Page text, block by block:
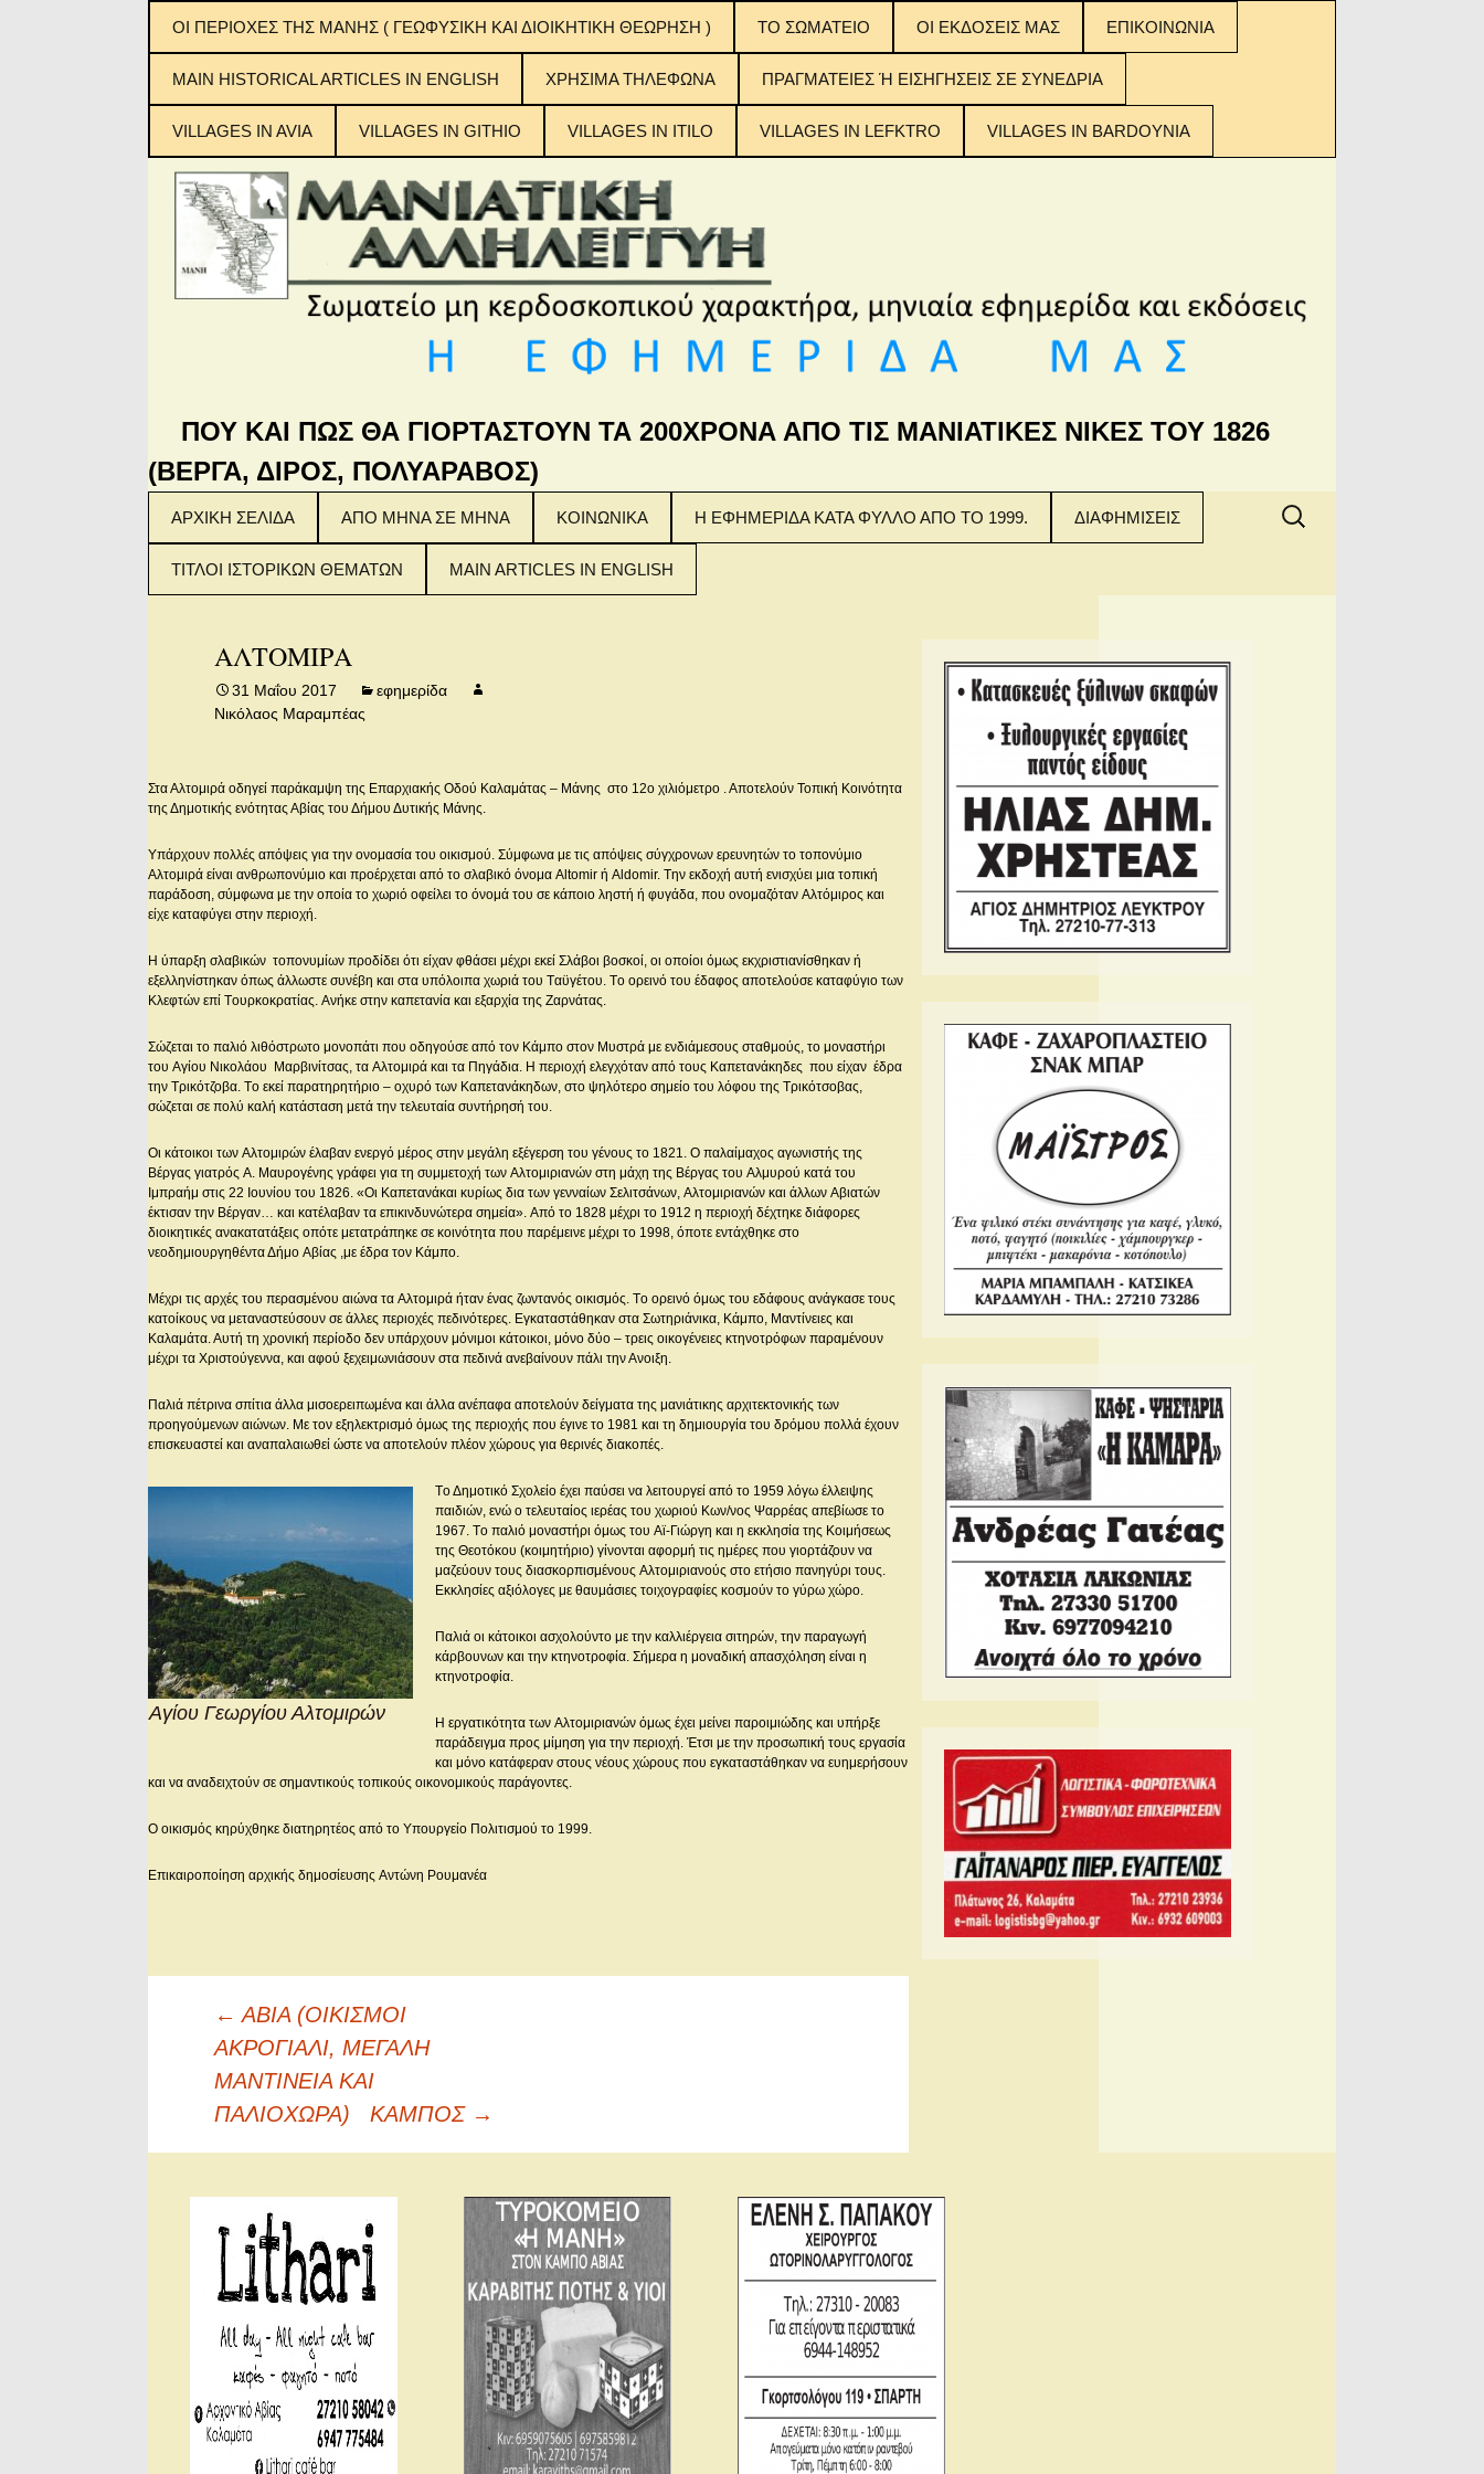
ΟΙ ΠΕΡΙΟΧΕΣ ΤΗΣ ΜΑΝΗΣ ( ΓΕΩΦΥΣΙΚΗ ΚΑΙ ΔΙΟΙΚΗΤΙΚΗ ΘΕΩΡΗΣΗ )
ΕΞΩ ΜΑΝΗ
ΜΕΣΑ ΜΑΝΗ
ΚΑΤΩ ΜΑΝΗ
ΜΠΑΡΔΟΥΝΙΑ
ΤΟ ΣΩΜΑΤΕΙΟ OI EKΔΟΣΕΙΣ ΜΑΣ
ΟΙ ΕΚΔΟΣΕΙΣ ΜΑΣ:
ΠΕΡΙΕΧΟΜΕΝΩΝ
ΤΟΥΣ
ΕΠΙΚΟΙΝΩΝΙΑ
MAIN ΗISTORICAL ARTICLES IN ENGLISH ΧΡΗΣΙΜΑ ΤΗΛΕΦΩΝΑ ΠΡΑΓΜΑΤΕΙΕΣ Ή ΕΙΣΗΓΗΣΕΙΣ ΣΕ ΣΥΝΕΔΡΙΑ
VILLAGES IN AVIA VILLAGES IN GITHIO VILLAGES IN ITILO VILLAGES IN LEFKTRO VILLAGES IN BARDOYNIA
Μανιάτικη Αλληλεγγύη
ΠΟΥ ΚΑΙ ΠΩΣ ΘΑ ΓΙΟΡΤΑΣΤΟΥΝ ΤΑ 200ΧΡΟΝΑ ΑΠΟ ΤΙΣ ΜΑΝΙΑΤΙΚΕΣ ΝΙΚΕΣ ΤΟΥ 1826
(ΒΕΡΓΑ, ΔΙΡΟΣ, ΠΟΛΥΑΡΑΒΟΣ)
περιεχόμενο
ΑΡΧΙΚΗ ΣΕΛΙΔΑ ΑΠΟ ΜΗΝΑ ΣΕ ΜΗΝΑ ΚΟΙΝΩΝΙΚΑ Η ΕΦΗΜΕΡΙΔΑ ΚΑΤΑ ΦΥΛΛΟ ΑΠΟ ΤΟ 1999. ΔΙΑΦΗΜΙΣΕΙΣ
ΤΙΤΛΟΙ ΙΣΤΟΡΙΚΩΝ ΘΕΜΑΤΩΝ
ΤΙΤΛΟΙ ΙΣΤΟΡΙΚΟΥ
ΘΕΜΑΤΟΣ (ΦΥΛΛΑ
ΤΙΤΛΟΙ ΙΣΤΟΡΙΚΟΥ
ΘΕΜΑΤΟΣ (ΑΠΟ
MAIN ARTICLES IN ENGLISH
2016 MAIN ARTICLES
Αναζήτηση
για:
ΑΛΤΟΜΙΡΑ
31 Μαΐου 2017
εφημερίδα
Νικόλαος Μαραμπέας
Στα Αλτομιρά οδηγεί παράκαμψη της Επαρχιακής Οδού Καλαμάτας – Μάνης στο 12ο χιλιόμετρο . Αποτελούν Τοπική Κοινότητα
της Δημοτικής ενότητας Αβίας του Δήμου Δυτικής Μάνης.
Yπάρχουν πολλές απόψεις για την ονομασία του οικισμού. Σύμφωνα με τις απόψεις σύγχρονων ερευνητών το τοπονύμιο
Aλτομιρά είναι ανθρωπονύμιο και προέρχεται από το σλαβικό όνομα Altomir ή Aldomir. Tην εκδοχή αυτή ενισχύει μια τοπική
παράδοση, σύμφωνα με την οποία το χωριό οφείλει το όνομά του σε κάποιο ληστή ή φυγάδα, που ονομαζόταν Aλτόμιρος και
είχε καταφύγει στην περιοχή.
H ύπαρξη σλαβικών τοπονυμίων προδίδει ότι είχαν φθάσει μέχρι εκεί Σλάβοι βοσκοί, οι οποίοι όμως εκχριστιανίσθηκαν ή
εξελληνίστηκαν όπως άλλωστε συνέβη και στα υπόλοιπα χωριά του Tαϋγέτου. Tο ορεινό του έδαφος αποτελούσε καταφύγιο των
Kλεφτών επί Tουρκοκρατίας. Aνήκε στην καπετανία και εξαρχία της Zαρνάτας.
Σώζεται το παλιό λιθόστρωτο μονοπάτι που οδηγούσε από τον Kάμπο στον Mυστρά με ενδιάμεσους σταθμούς, το μοναστήρι
του Aγίου Nικολάου Mαρβινίτσας, τα Aλτομιρά και τα Πηγάδια. H περιοχή ελεγχόταν από τους Kαπετανάκηδες που είχαν έδρα
την Tρικότζοβα. Tο εκεί παρατηρητήριο – οχυρό των Kαπετανάκηδων, στο ψηλότερο σημείο του λόφου της Tρικότσοβας,
σώζεται σε πολύ καλή κατάσταση μετά την τελευταία συντήρησή του.
Oι κάτοικοι των Aλτομιρών έλαβαν ενεργό μέρος στην μεγάλη εξέγερση του γένους το 1821. O παλαίμαχος αγωνιστής της
Bέργας γιατρός A. Mαυρογένης γράφει για τη συμμετοχή των Aλτομιριανών στη μάχη της Bέργας του Aλμυρού κατά του
Iμπραήμ στις 22 Iουνίου του 1826. «Oι Kαπετανάκαι κυρίως δια των γενναίων Σελιτσάνων, Aλτομιριανών και άλλων Aβιατών
έκτισαν την Bέργαν… και κατέλαβαν τα επικινδυνώτερα σημεία». Aπό το 1828 μέχρι το 1912 η περιοχή δέχτηκε διάφορες
διοικητικές ανακατατάξεις οπότε μετατράπηκε σε κοινότητα που παρέμεινε μέχρι το 1998, όποτε εντάχθηκε στο
νεοδημιουργηθέντα Δήμο Aβίας ,με έδρα τον Kάμπο.
Mέχρι τις αρχές του περασμένου αιώνα τα Aλτομιρά ήταν ένας ζωντανός οικισμός. Tο ορεινό όμως του εδάφους ανάγκασε τους
κατοίκους να μεταναστεύσουν σε άλλες περιοχές πεδινότερες. Eγκαταστάθηκαν στα Σωτηριάνικα, Kάμπο, Mαντίνειες και
Kαλαμάτα. Αυτή τη χρονική περίοδο δεν υπάρχουν μόνιμοι κάτοικοι, μόνο δύο – τρεις οικογένειες κτηνοτρόφων παραμένουν
μέχρι τα Xριστούγεννα, και αφού ξεχειμωνιάσουν στα πεδινά ανεβαίνουν πάλι την Ανοιξη.
Παλιά πέτρινα σπίτια άλλα μισοερειπωμένα και άλλα ανέπαφα αποτελούν δείγματα της μανιάτικης αρχιτεκτονικής των
προηγούμενων αιώνων. Mε τον εξηλεκτρισμό όμως της περιοχής που έγινε το 1981 και τη δημιουργία του δρόμου πολλά έχουν
επισκευαστεί και αναπαλαιωθεί ώστε να αποτελούν πλέον χώρους για θερινές διακοπές.
Η μονή Αγίου Γεωργίου Αλτομιρών
Tο Δημοτικό Σχολείο έχει παύσει να λειτουργεί από το 1959 λόγω έλλειψης
παιδιών, ενώ ο τελευταίος ιερέας του χωριού Kων/νος Ψαρρέας απεβίωσε το
1967. Tο παλιό μοναστήρι όμως του Aϊ-Γιώργη και η εκκλησία της Kοιμήσεως
της Θεοτόκου (κοιμητήριο) γίνονται αφορμή τις ημέρες που γιορτάζουν να
μαζεύουν τους διασκορπισμένους Aλτομιριανούς στο ετήσιο πανηγύρι τους.
Eκκλησίες αξιόλογες με θαυμάσιες τοιχογραφίες κοσμούν το γύρω χώρο.
Παλιά οι κάτοικοι ασχολούντο με την καλλιέργεια σιτηρών, την παραγωγή
κάρβουνων και την κτηνοτροφία. Σήμερα η μοναδική απασχόληση είναι η
κτηνοτροφία.
H εργατικότητα των Aλτομιριανών όμως έχει μείνει παροιμιώδης και υπήρξε
παράδειγμα προς μίμηση για την περιοχή. Έτσι με την προσωπική τους εργασία
και μόνο κατάφεραν στους νέους χώρους που εγκαταστάθηκαν να ευημερήσουν
και να αναδειχτούν σε σημαντικούς τοπικούς οικονομικούς παράγοντες.
O οικισμός κηρύχθηκε διατηρητέος από το Yπουργείο Πολιτισμού το 1999.
Επικαιροποίηση αρχικής δημοσίευσης Aντώνη Pουμανέα
Πλοήγηση
άρθρων
← ABIA (OIKIΣΜΟΙ
ΑΚΡΟΓΙΑΛΙ, ΜΕΓΑΛΗ
ΜΑΝΤΙΝΕΙΑ ΚΑΙ
ΠΑΛΙΟΧΩΡΑ)
ΚΑΜΠΟΣ →